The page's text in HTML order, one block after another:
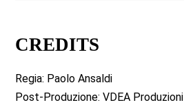
CREDITS
Regia: Paolo Ansaldi
Post-Produzione: VDEA Produzioni